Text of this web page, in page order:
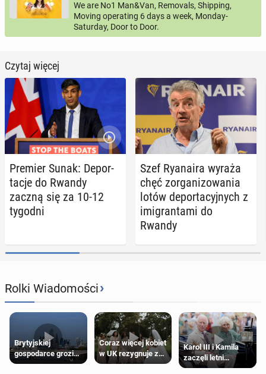
We are No1 Man&Van, Removals, Shipping,
Moving operating 6 days a week, Monday-
Saturday, Door to Door.
Czytaj więcej
Premier Sunak: De­por­
ta­cje do Rwandy
zaczną się za 10-12
tygodni
Szef Ry­ana­ira wyraża
chęć zor­ga­ni­zo­wa­nia
lotów de­por­ta­cyj­nych z
imi­gran­ta­mi do
Rwandy
Rolki Wiadomości›
Brytyjskiej
gospodarce grozi
recesja, jeśli
Coraz więcej kobiet
w UK rezygnuje z
roli druhny na
Karol III i Kamila
zaczęli letni
odpoczynek po